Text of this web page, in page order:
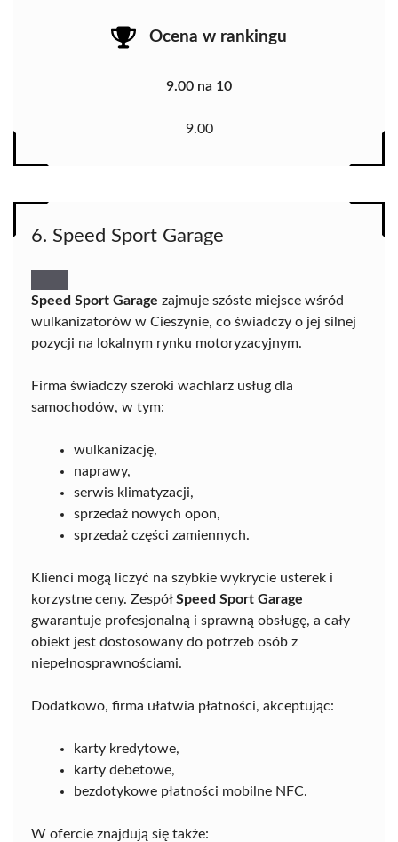
Ocena w rankingu
9.00 na 10
9.00
6. Speed Sport Garage
Speed Sport Garage zajmuje szóste miejsce wśród
wulkanizatorów w Cieszynie, co świadczy o jej silnej
pozycji na lokalnym rynku motoryzacyjnym.
Firma świadczy szeroki wachlarz usług dla
samochodów, w tym:
wulkanizację,
naprawy,
serwis klimatyzacji,
sprzedaż nowych opon,
sprzedaż części zamiennych.
Klienci mogą liczyć na szybkie wykrycie usterek i
korzystne ceny. ZespółSpeed Sport Garage
gwarantuje profesjonalną i sprawną obsługę, a cały
obiekt jest dostosowany do potrzeb osób z
niepełnosprawnościami.
Dodatkowo, firma ułatwia płatności, akceptując:
karty kredytowe,
karty debetowe,
bezdotykowe płatności mobilne NFC.
W ofercie znajdują się także: